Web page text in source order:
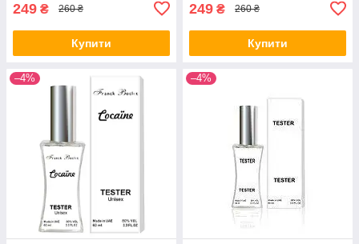
249 ₴ 260 ₴
Купити
249 ₴ 260 ₴
Купити
–4% –4%